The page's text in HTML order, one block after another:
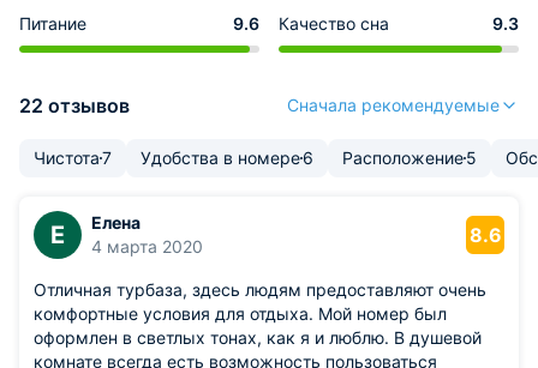
Питание 9.6 Качество сна 9.3
22 отзывов Сначала рекомендуемые
Чистота7 Удобства в номере6 Расположение5
Е
Елена
4 марта 2020
8.6
Отличная турбаза, здесь людям предоставляют очень
комфортные условия для отдыха. Мой номер был
оформлен в светлых тонах, как я и люблю. В душевой
комнате всегда есть возможность пользоваться